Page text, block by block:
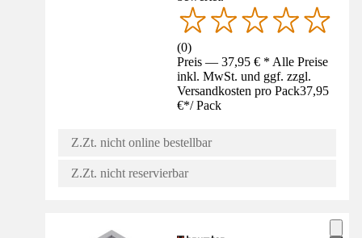
(0)
Preis — 37,95 € * Alle Preise
inkl. MwSt. und ggf. zzgl.
Versandkosten pro Pack37,95
€*/ Pack
Z.Zt. nicht online bestellbar
Z.Zt. nicht reservierbar